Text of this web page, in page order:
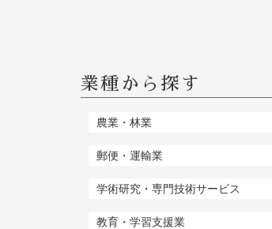
業種から探す
農業・林業
郵便・運輸業
学術研究・専門技術サービス
教育・学習支援業